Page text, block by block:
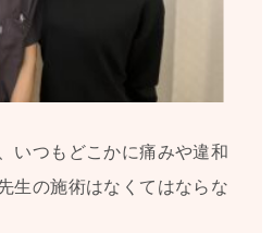
いつもどこかに痛みや違和
生の施術はなくてはならな